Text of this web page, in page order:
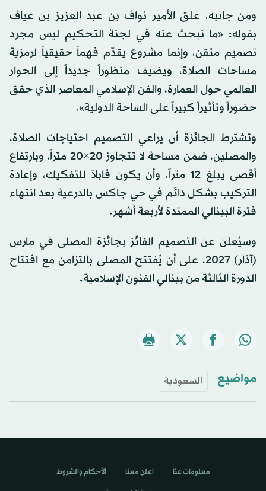
ومن جانبه، علق الأمير نواف بن عبد العزيز بن عياف
بقوله: «ما نبحث عنه في لجنة التحكيم ليس مجرد
تصميم متقن، وإنما مشروع يقدّم فهماً حقيقياً لرمزية
مساحات الصلاة، ويضيف منظوراً جديداً إلى الحوار
العالمي حول العمارة، والفن الإسلامي المعاصر الذي حقق
حضوراً وتأثيراً كبيراً على الساحة الدولية».
وتشترط الجائزة أن يراعي التصميم احتياجات الصلاة،
والمصلين، ضمن مساحة لا تتجاوز 20×20 متراً، وبارتفاع
أقصى يبلغ 12 متراً، وأن يكون قابلاً للتفكيك، وإعادة
التركيب بشكل دائم في حي جاكس بالدرعية بعد انتهاء
فترة البينالي الممتدة لأربعة أشهر.
وسيُعلن عن التصميم الفائز بجائزة المصلى في مارس
(آذار) 2027، على أن يُفتتح المصلى بالتزامن مع افتتاح
الدورة الثالثة من بينالي الفنون الإسلامية.
مواضيع السعودية
معلومات عنا اعلن معنا الأحكام والشروط